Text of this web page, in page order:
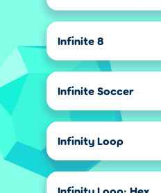
Infinite 8
Infinite Soccer
Infinity Loop